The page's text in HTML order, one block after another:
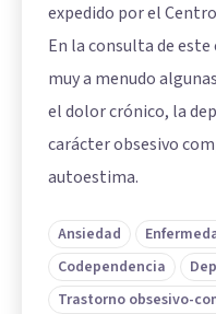
expedido por el
En la consulta de
muy a menudo
el dolor crónico, la
carácter obsesivo
autoestima.
Ansiedad
Codependencia
Trastorno obsesivo-